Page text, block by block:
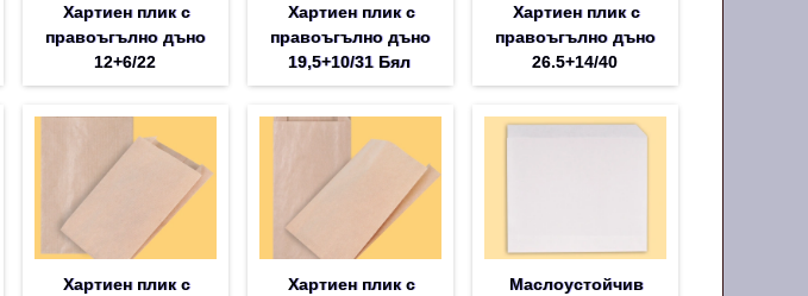
Хартиен плик с
правоъгълно дъно
12+6/22
Хартиен плик с
правоъгълно дъно
19,5+10/31 Бял
Хартиен плик с
правоъгълно дъно
26.5+14/40
Хартиен плик с
Хартиен плик с
Маслоустойчив